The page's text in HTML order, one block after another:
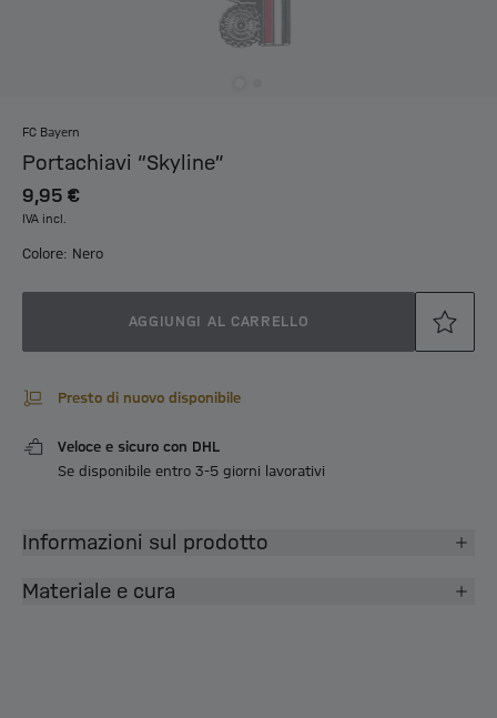
FC Bayern
Portachiavi “Skyline”
9,95 €
IVA incl.
Colore: Nero
AGGIUNGI AL CARRELLO
Presto di nuovo disponibile
Veloce e sicuro con DHL
Se disponibile entro 3-5 giorni lavorativi
Informazioni sul prodotto
Materiale e cura